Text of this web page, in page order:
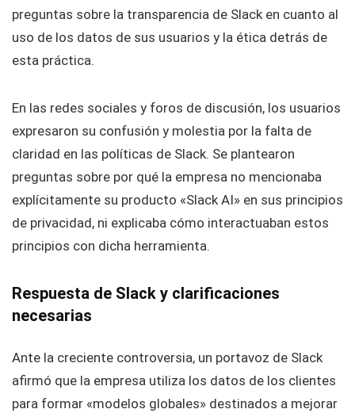
preguntas sobre la transparencia de Slack en cuanto al
uso de los datos de sus usuarios y la ética detrás de
esta práctica.
En las redes sociales y foros de discusión, los usuarios
expresaron su confusión y molestia por la falta de
claridad en las políticas de Slack. Se plantearon
preguntas sobre por qué la empresa no mencionaba
explícitamente su producto «Slack AI» en sus principios
de privacidad, ni explicaba cómo interactuaban estos
principios con dicha herramienta.
Respuesta de Slack y clarificaciones
necesarias
Ante la creciente controversia, un portavoz de Slack
afirmó que la empresa utiliza los datos de los clientes
para formar «modelos globales» destinados a mejorar